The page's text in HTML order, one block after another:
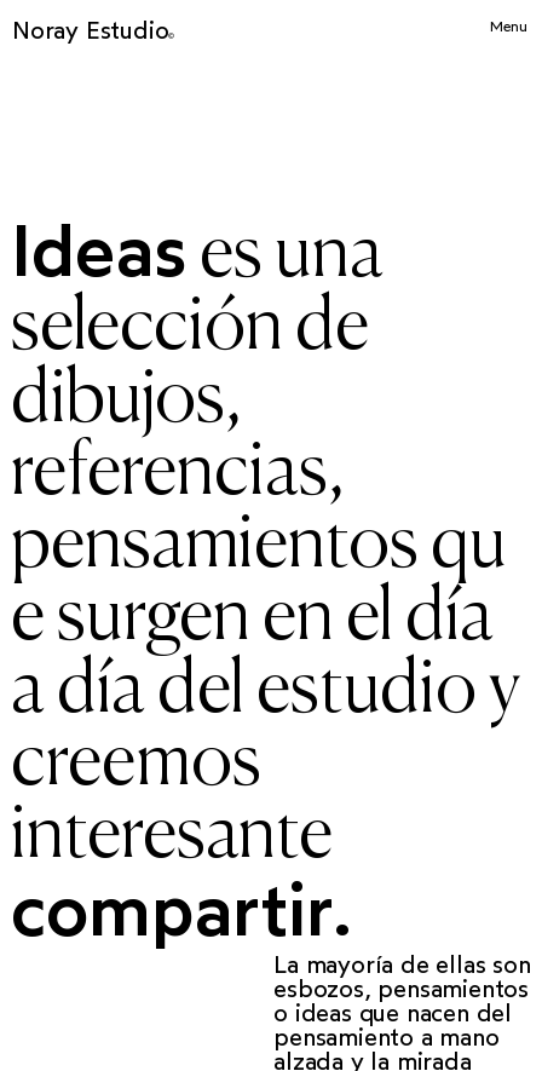
Noray Estudio©
Menu
Ideas es una
selección de
dibujos,
referencias,
pensamientos qu
e surgen en el día
a día del estudio y
creemos
interesante
compartir.
La mayoría de ellas son
esbozos, pensamientos
o ideas que nacen del
pensamiento a mano
alzada y la mirada